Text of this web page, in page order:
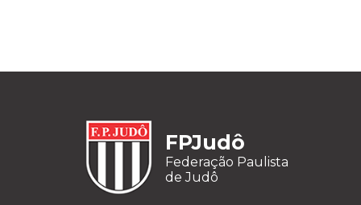
FPJudô
Federação Paulista
de Judô